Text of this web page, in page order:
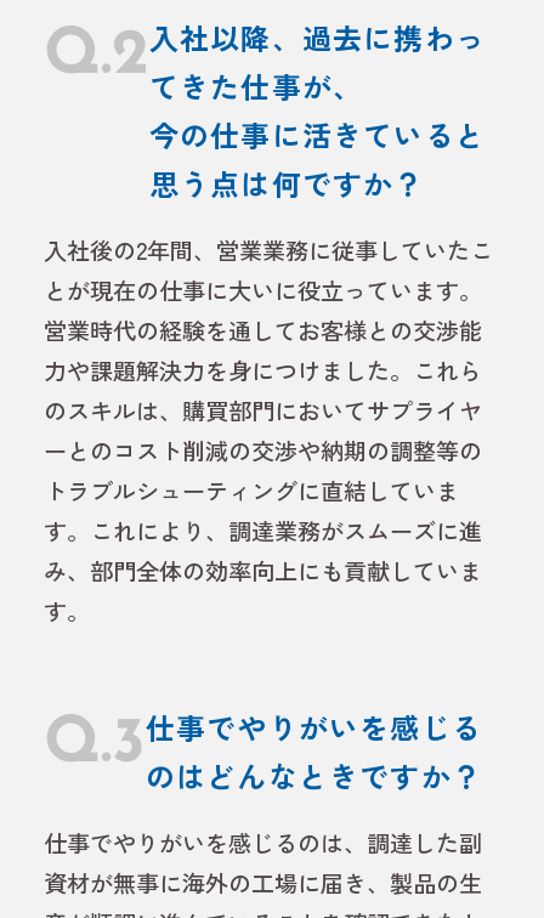
Q.2入社以降、過去に携わっ
てきた仕事が、
今の仕事に活きていると
思う点は何ですか？
入社後の2年間、営業業務に従事していたこ
とが現在の仕事に大いに役立っています。
営業時代の経験を通してお客様との交渉能
力や課題解決力を身につけました。これら
のスキルは、購買部門においてサプライヤ
ーとのコスト削減の交渉や納期の調整等の
トラブルシューティングに直結していま
す。これにより、調達業務がスムーズに進
み、部門全体の効率向上にも貢献していま
す。
Q.3仕事でやりがいを感じる
のはどんなときですか？
仕事でやりがいを感じるのは、調達した副
資材が無事に海外の工場に届き、製品の生